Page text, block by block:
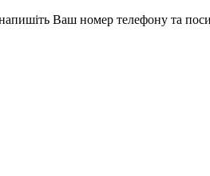
Ваш номер телефону та